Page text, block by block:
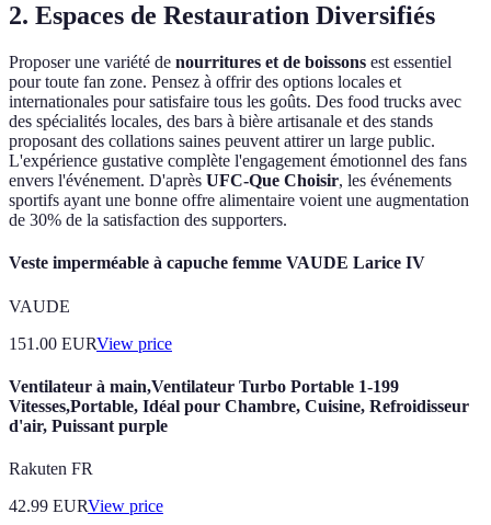
2. Espaces de Restauration Diversifiés
Proposer une variété de nourritures et de boissons est essentiel
pour toute fan zone. Pensez à offrir des options locales et
internationales pour satisfaire tous les goûts. Des food trucks avec
des spécialités locales, des bars à bière artisanale et des stands
proposant des collations saines peuvent attirer un large public.
L'expérience gustative complète l'engagement émotionnel des fans
envers l'événement. D'après UFC-Que Choisir, les événements
sportifs ayant une bonne offre alimentaire voient une augmentation
de 30% de la satisfaction des supporters.
Veste imperméable à capuche femme VAUDE Larice IV
VAUDE
151.00 EURView price
Ventilateur à main,Ventilateur Turbo Portable 1-199
Vitesses,Portable, Idéal pour Chambre, Cuisine, Refroidisseur
d'air, Puissant purple
Rakuten FR
42.99 EURView price